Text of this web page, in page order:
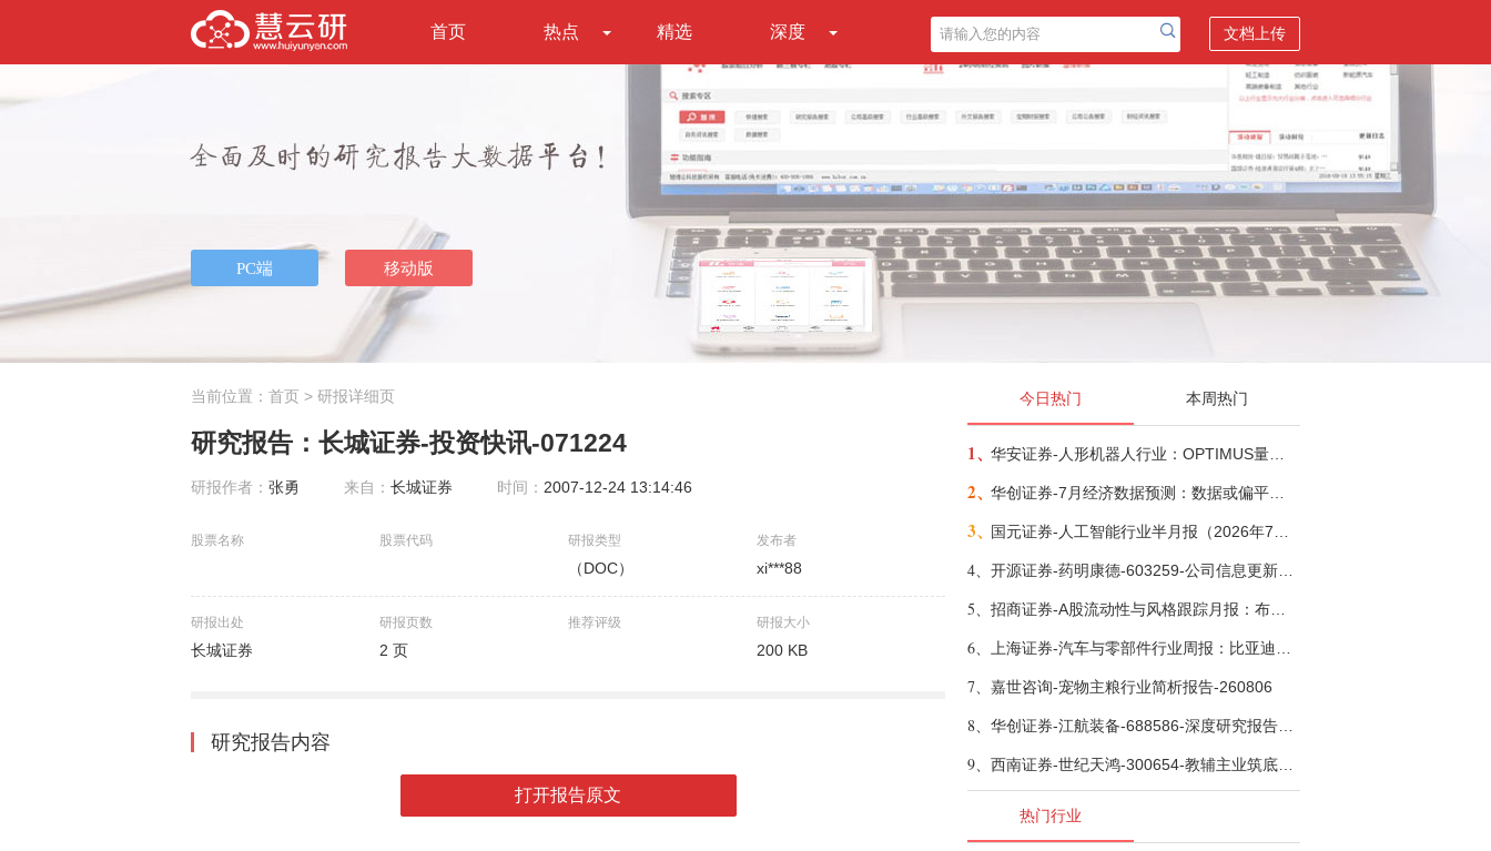
首页 热点 精选 深度 文档上传
当前位置： 首页 > 研报详细页
研究报告：长城证券-投资快讯-071224
研报作者： 张勇 来自： 长城证券 时间： 2007-12-24 13:14:46
股票名称 股票代码 研报类型
（DOC）
发布者
xi***88
研报出处
长城证券
研报页数
2 页
推荐评级 研报大小
200 KB
研究报告内容
打开报告原文
今日热门 本周热门
1、
2、
3、
4、
5、
6、
7、 嘉世咨询-宠物主粮行业简析报告-260806
8、
9、
热门行业